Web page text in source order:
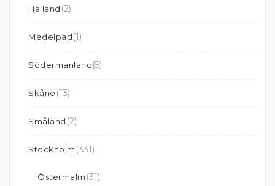
Halland (2)
Medelpad(1)
Södermanland(5)
Skåne (13)
Småland (2)
Stockholm (331)
Östermalm (31)